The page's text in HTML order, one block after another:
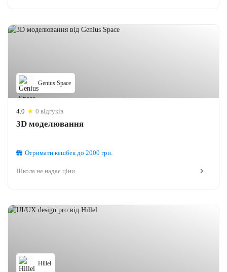
Genius Space
4.0 ★ 0 відгуків
3D моделювання
Отримати кешбекдо 2000 грн.
Школа не надає ціни
Hillel